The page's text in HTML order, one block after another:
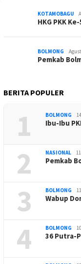
KOTAMOBAGU
HKG PKK
BOLMONG
Pemkab
BERITA POPULER
1 BOLMONG
Ibu-Ibu
2 NASIONAL
Pemkab
3 BOLMONG
Wabup
4 BOLMONG
36 Putra-